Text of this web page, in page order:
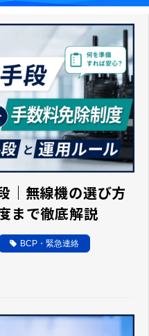
質問
｜無線機の選び方
まで徹底解説
BCP・緊急連絡